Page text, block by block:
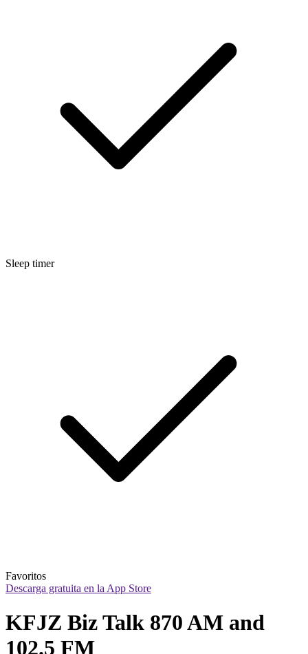
Sleep timer
Favoritos
Descarga gratuita en la App Store
KFJZ Biz Talk 870 AM and
102.5 FM